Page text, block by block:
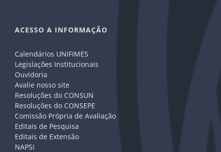
ACESSO A INFORMAÇÃO
Calendários UNIFIMES
Legislações Institucionais
Ouvidoria
Avalie nosso site
Resoluções do CONSUN
Resoluções do CONSEPE
Comissão Própria de Avaliação
Editais de Pesquisa
Editais de Extensão
NAPSI